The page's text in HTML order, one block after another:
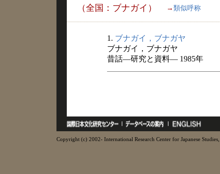
（全国：ブナガイ） → 類似呼称
1. ブナガイ，ブナガヤ
ブナガイ，ブナガヤ
昔話―研究と資料― 1985年
Copyright (c) 2002- International Research Center for Japanese